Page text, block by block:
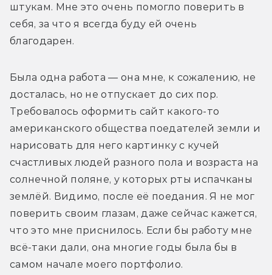
штукам. Мне это очень помогло поверить в
себя, за что я всегда буду ей очень
благодарен.
Была одна работа — она мне, к сожалению, не
досталась, но не отпускает до сих пор.
Требовалось оформить сайт какого-то
американского общества поедателей земли и
нарисовать для него картинку с кучей
счастливых людей разного пола и возраста на
солнечной поляне, у которых рты испачканы
землёй. Видимо, после её поедания. Я не мог
поверить своим глазам, даже сейчас кажется,
что это мне приснилось. Если бы работу мне
всё-таки дали, она многие годы была бы в
самом начале моего портфолио.